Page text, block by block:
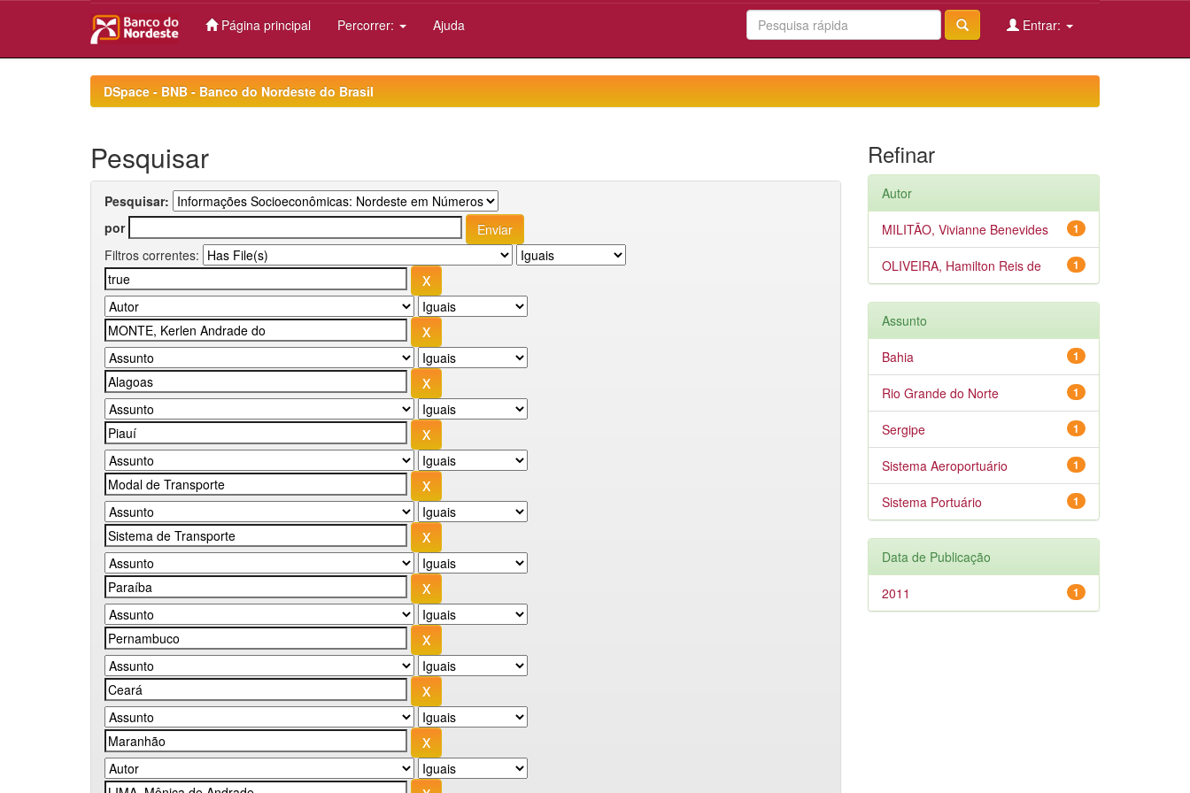
Página principal Percorrer: Ajuda Entrar:
DSpace - BNB - Banco do Nordeste do Brasil
Pesquisar
Pesquisar:
por
Filtros correntes:
Refinar
Autor
1
MILITÃO, Vivianne Benevides
1
OLIVEIRA, Hamilton Reis de
Assunto
1
Bahia
1
Rio Grande do Norte
1
Sergipe
1
Sistema Aeroportuário
1
Sistema Portuário
Data de Publicação
1
2011